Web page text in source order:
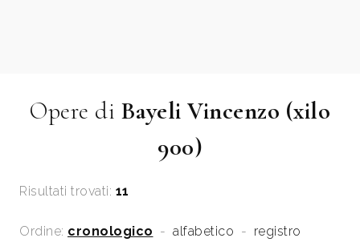
Opere di Bayeli Vincenzo (xilo
900)
Risultati trovati: 11
Ordine: cronologico - alfabetico - registro